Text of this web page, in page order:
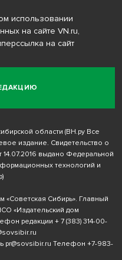
использовании
на сайте VN.ru,
на сайт
области (ВН.ру Все
издание. Свидетельство о
выдано Федеральной
технологий и
«Советская Сибирь». Главный
«Издательский дом
редакции + 7 (383) 314-00-
pr@sovsibir.ru Телефон +7-983-